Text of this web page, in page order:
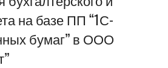
на базе ПП “1С-
бумаг” в ООО